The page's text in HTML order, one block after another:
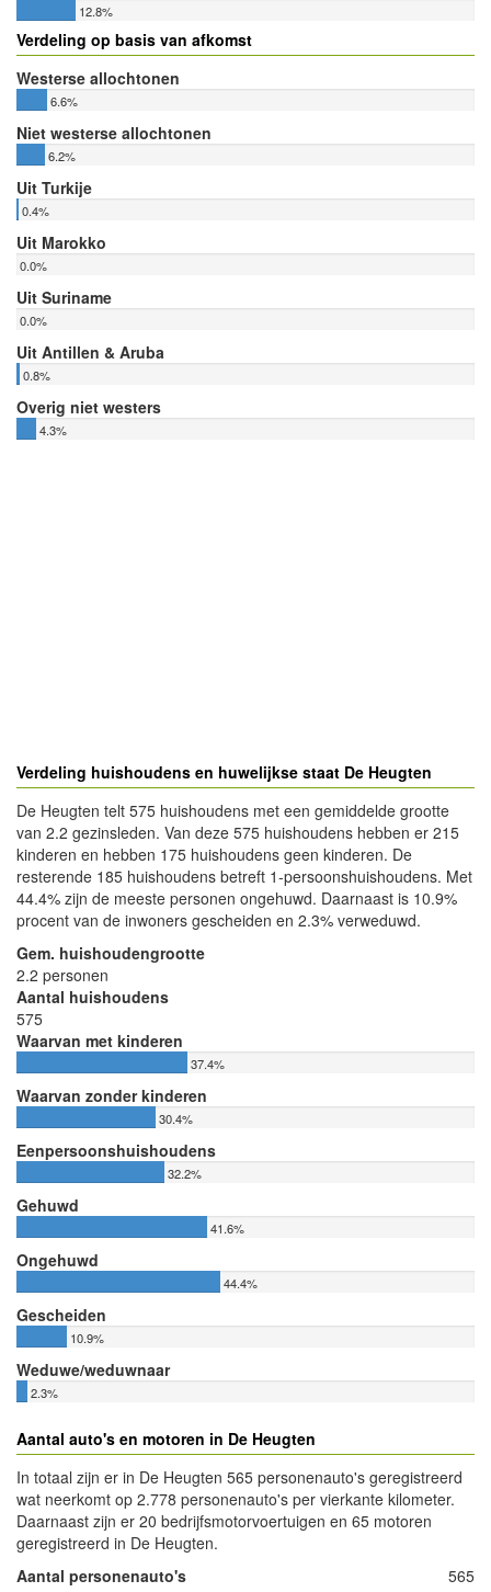
12.8%
Verdeling op basis van afkomst
Westerse allochtonen
6.6%
Niet westerse allochtonen
6.2%
Uit Turkije
0.4%
Uit Marokko
0.0%
Uit Suriname
0.0%
Uit Antillen & Aruba
0.8%
Overig niet westers
4.3%
Verdeling huishoudens en huwelijkse staat De Heugten
De Heugten telt 575 huishoudens met een gemiddelde grootte
van 2.2 gezinsleden. Van deze 575 huishoudens hebben er 215
kinderen en hebben 175 huishoudens geen kinderen. De
resterende 185 huishoudens betreft 1-persoonshuishoudens. Met
44.4% zijn de meeste personen ongehuwd. Daarnaast is 10.9%
procent van de inwoners gescheiden en 2.3% verweduwd.
Gem. huishoudengrootte
2.2 personen
Aantal huishoudens
575
Waarvan met kinderen
37.4%
Waarvan zonder kinderen
30.4%
Eenpersoonshuishoudens
32.2%
Gehuwd
41.6%
Ongehuwd
44.4%
Gescheiden
10.9%
Weduwe/weduwnaar
2.3%
Aantal auto's en motoren in De Heugten
In totaal zijn er in De Heugten 565 personenauto's geregistreerd
wat neerkomt op 2.778 personenauto's per vierkante kilometer.
Daarnaast zijn er 20 bedrijfsmotorvoertuigen en 65 motoren
geregistreerd in De Heugten.
Aantal personenauto's
565